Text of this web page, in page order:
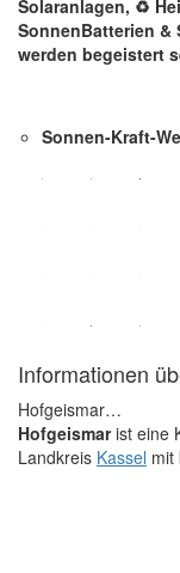
Solaranlagen, ♻
SonnenBatterien
werden begeistert
Sonnen-Kraft-
Informationen
Hofgeismar…
Hofgeismarist eine
Landkreis Kassel mit